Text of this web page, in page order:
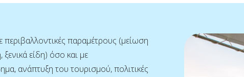
παραμέτρους (μείωση
είδη) όσο και με
ανάπτυξη του τουρισμού, πολιτικές